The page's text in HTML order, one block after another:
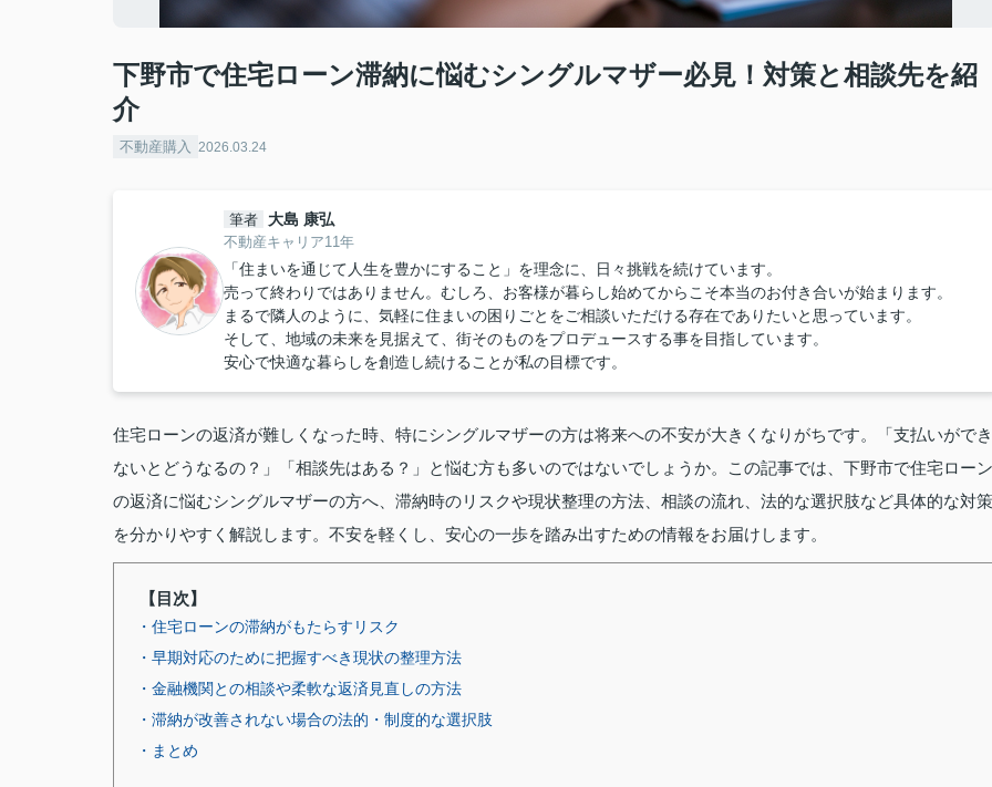
下野市で住宅ローン滞納に悩むシングルマザー必見！対策と相談先を紹
介
不動産購入 2026.03.24
筆者 大島 康弘
不動産キャリア11年
「住まいを通じて人生を豊かにすること」を理念に、日々挑戦を続けています。
売って終わりではありません。むしろ、お客様が暮らし始めてからこそ本当のお付き合いが始まります。
まるで隣人のように、気軽に住まいの困りごとをご相談いただける存在でありたいと思っています。
そして、地域の未来を見据えて、街そのものをプロデュースする事を目指しています。
安心で快適な暮らしを創造し続けることが私の目標です。
住宅ローンの返済が難しくなった時、特にシングルマザーの方は将来への不安が大きくなりがちです。「支払いができ
ないとどうなるの？」「相談先はある？」と悩む方も多いのではないでしょうか。この記事では、下野市で住宅ローン
の返済に悩むシングルマザーの方へ、滞納時のリスクや現状整理の方法、相談の流れ、法的な選択肢など具体的な対策
を分かりやすく解説します。不安を軽くし、安心の一歩を踏み出すための情報をお届けします。
【目次】
・住宅ローンの滞納がもたらすリスク
・早期対応のために把握すべき現状の整理方法
・金融機関との相談や柔軟な返済見直しの方法
・滞納が改善されない場合の法的・制度的な選択肢
・まとめ